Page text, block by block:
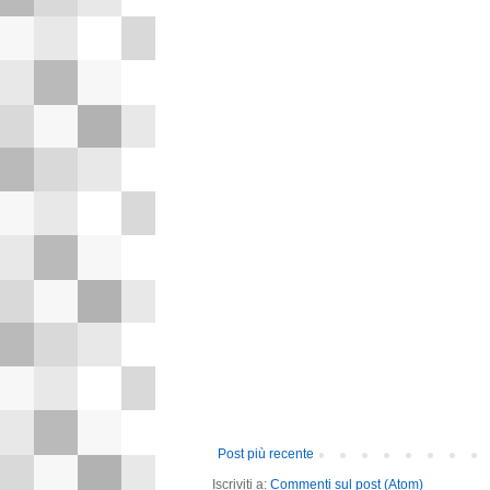
Post più recente
Iscriviti a: Commenti sul post (Atom)